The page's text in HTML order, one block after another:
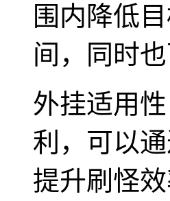
围内降低
间，同时
外挂适用
利，可以
提升刷怪效